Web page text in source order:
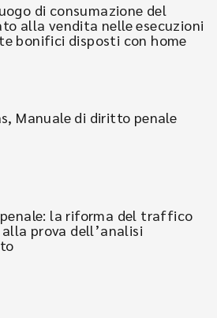
di consumazione del
alla vendita nelle esecuzioni
bonifici disposti con home
Manuale di diritto penale
la riforma del traffico
prova dell’analisi